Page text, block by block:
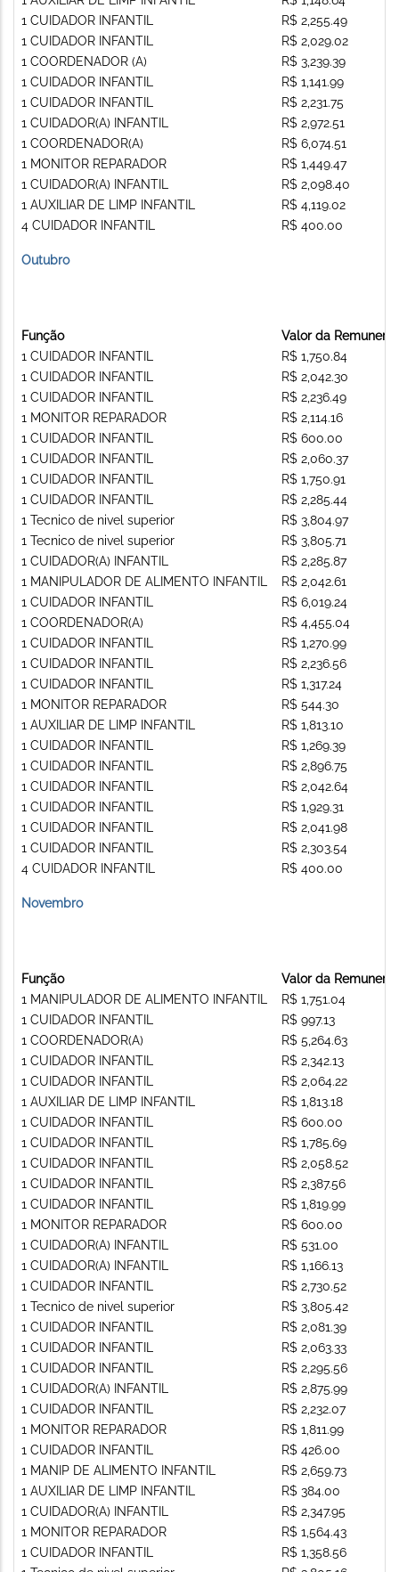
1 CUIDADOR INFANTIL
1 CUIDADOR INFANTIL
1 COORDENADOR (A)
1 CUIDADOR INFANTIL
1 CUIDADOR INFANTIL
1 CUIDADOR(A) INFANTIL
1 COORDENADOR(A)
1 MONITOR REPARADOR
1 CUIDADOR(A) INFANTIL
1 AUXILIAR DE LIMP INFANTIL
4 CUIDADOR INFANTIL
R$ 2,255.49
R$ 2,029.02
R$ 3,239.39
R$ 1,141.99
R$ 2,231.75
R$ 2,972.51
R$ 6,074.51
R$ 1,449.47
R$ 2,098.40
R$ 4,119.02
R$ 400.00
Outubro
Função
1 CUIDADOR INFANTIL
1 CUIDADOR INFANTIL
1 CUIDADOR INFANTIL
1 MONITOR REPARADOR
1 CUIDADOR INFANTIL
1 CUIDADOR INFANTIL
1 CUIDADOR INFANTIL
1 CUIDADOR INFANTIL
1 Tecnico de nivel superior
1 Tecnico de nivel superior
1 CUIDADOR(A) INFANTIL
1 MANIPULADOR DE ALIMENTO INFANTIL
1 CUIDADOR INFANTIL
1 COORDENADOR(A)
1 CUIDADOR INFANTIL
1 CUIDADOR INFANTIL
1 CUIDADOR INFANTIL
1 MONITOR REPARADOR
1 AUXILIAR DE LIMP INFANTIL
1 CUIDADOR INFANTIL
1 CUIDADOR INFANTIL
1 CUIDADOR INFANTIL
1 CUIDADOR INFANTIL
1 CUIDADOR INFANTIL
1 CUIDADOR INFANTIL
4 CUIDADOR INFANTIL
Valor da
R$ 1,750.84
R$ 2,042.30
R$ 2,236.49
R$ 2,114.16
R$ 600.00
R$ 2,060.37
R$ 1,750.91
R$ 2,285.44
R$ 3,804.97
R$ 3,805.71
R$ 2,285.87
R$ 2,042.61
R$ 6,019.24
R$ 4,455.04
R$ 1,270.99
R$ 2,236.56
R$ 1,317.24
R$ 544.30
R$ 1,813.10
R$ 1,269.39
R$ 2,896.75
R$ 2,042.64
R$ 1,929.31
R$ 2,041.98
R$ 2,303.54
R$ 400.00
Novembro
Função
1 MANIPULADOR DE ALIMENTO INFANTIL
1 CUIDADOR INFANTIL
1 COORDENADOR(A)
1 CUIDADOR INFANTIL
1 CUIDADOR INFANTIL
1 AUXILIAR DE LIMP INFANTIL
1 CUIDADOR INFANTIL
1 CUIDADOR INFANTIL
1 CUIDADOR INFANTIL
1 CUIDADOR INFANTIL
1 CUIDADOR INFANTIL
1 MONITOR REPARADOR
1 CUIDADOR(A) INFANTIL
1 CUIDADOR(A) INFANTIL
1 CUIDADOR INFANTIL
1 Tecnico de nivel superior
1 CUIDADOR INFANTIL
1 CUIDADOR INFANTIL
1 CUIDADOR INFANTIL
1 CUIDADOR(A) INFANTIL
1 CUIDADOR INFANTIL
1 MONITOR REPARADOR
1 CUIDADOR INFANTIL
1 MANIP DE ALIMENTO INFANTIL
1 AUXILIAR DE LIMP INFANTIL
1 CUIDADOR(A) INFANTIL
1 MONITOR REPARADOR
1 CUIDADOR INFANTIL
Valor da
R$ 1,751.04
R$ 997.13
R$ 5,264.63
R$ 2,342.13
R$ 2,064.22
R$ 1,813.18
R$ 600.00
R$ 1,785.69
R$ 2,058.52
R$ 2,387.56
R$ 1,819.99
R$ 600.00
R$ 531.00
R$ 1,166.13
R$ 2,730.52
R$ 3,805.42
R$ 2,081.39
R$ 2,063.33
R$ 2,295.56
R$ 2,875.99
R$ 2,232.07
R$ 1,811.99
R$ 426.00
R$ 2,659.73
R$ 384.00
R$ 2,347.95
R$ 1,564.43
R$ 1,358.56